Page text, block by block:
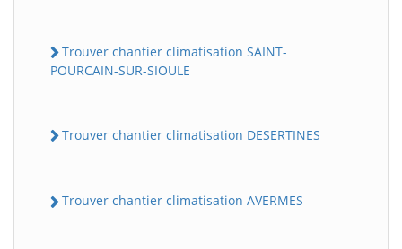
Trouver chantier climatisation SAINT-
POURCAIN-SUR-SIOULE
Trouver chantier climatisation DESERTINES
Trouver chantier climatisation AVERMES